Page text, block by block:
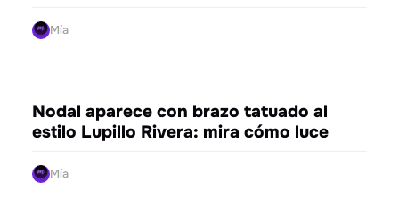
Mía
ENTRETENIMIENTO
Nodal aparece con brazo tatuado al
estilo Lupillo Rivera: mira cómo luce
Mía